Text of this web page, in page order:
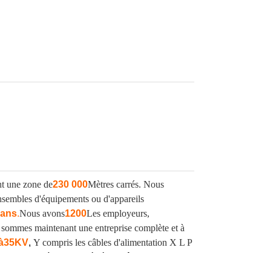
une zone de230 000Mètres carrés. Nous
d'équipements ou d'appareils
.Nous avons1200Les employeurs,
maintenant une entreprise complète et à
35KV, Y compris les câbles d'alimentation X L P